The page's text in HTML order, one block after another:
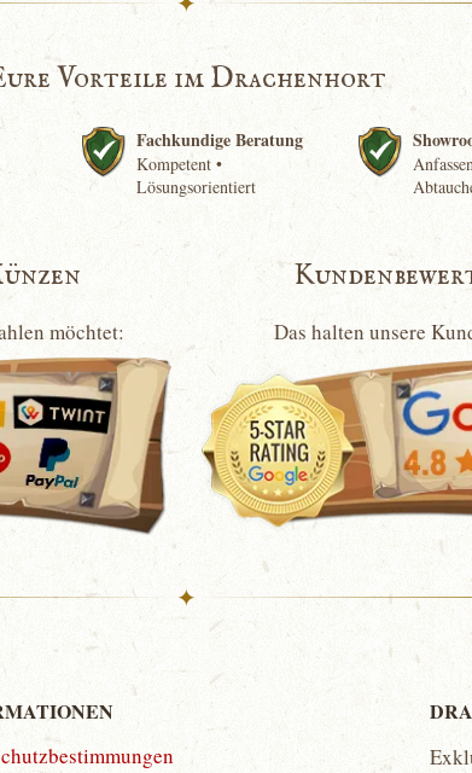
Vorteile im Drachenhort
Fachkundige Beratung
Kompetent •
Lösungsorientiert
möchtet: Das halten unsere
✦